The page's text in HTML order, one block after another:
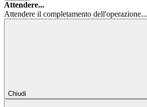
Attendere...
Attendere il completamento dell'operazione...
Chiudi